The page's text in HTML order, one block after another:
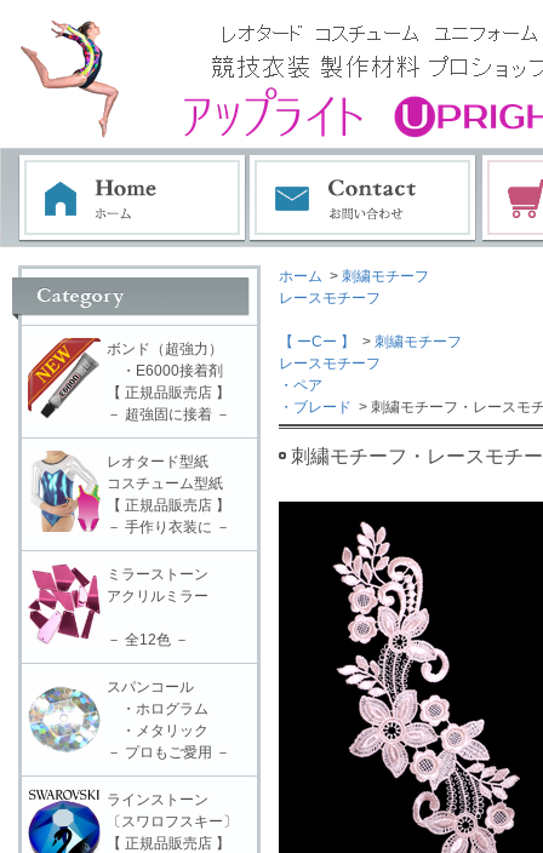
ホーム > 刺繍モチーフ
レースモチーフ
【 ーCー 】 > 刺繍モチーフ
レースモチーフ
・ペア
・ブレード > 刺繍モチーフ・レースモ
刺繍モチーフ・レースモチ
ボンド（超強力）
・E6000接着剤
【 正規品販売店 】
－ 超強固に接着 －
レオタード型紙
コスチューム型紙
【 正規品販売店 】
－ 手作り衣装に －
ミラーストーン
アクリルミラー
－ 全12色 －
スパンコール
・ホログラム
・メタリック
－ プロもご愛用 －
ラインストーン
〔スワロフスキー〕
【 正規品販売店 】